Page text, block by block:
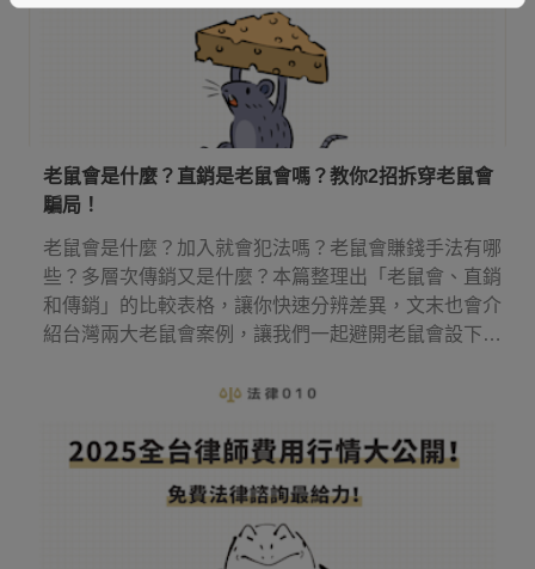
老鼠會是什麼？直銷是老鼠會嗎？教你2招拆穿老鼠會
騙局！
老鼠會是什麼？加入就會犯法嗎？老鼠會賺錢手法有哪
些？多層次傳銷又是什麼？本篇整理出「老鼠會、直銷
和傳銷」的比較表格，讓你快速分辨差異，文末也會介
紹台灣兩大老鼠會案例，讓我們一起避開老鼠會設下的